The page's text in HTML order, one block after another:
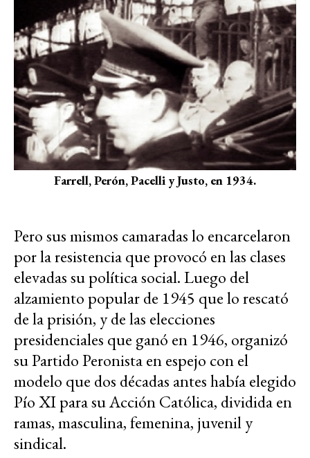
Farrell, Perón, Pacelli y Justo, en 1934.
Pero sus mismos camaradas lo encarcelaron
por la resistencia que provocó en las clases
elevadas su política social. Luego del
alzamiento popular de 1945 que lo rescató
de la prisión, y de las elecciones
presidenciales que ganó en 1946, organizó
su Partido Peronista en espejo con el
modelo que dos décadas antes había elegido
Pío XI para su Acción Católica, dividida en
ramas, masculina, femenina, juvenil y
sindical.